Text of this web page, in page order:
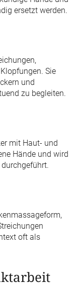
ersetzt werden.
Sie
und
zu begleiten.
mit Haut- und
Hände und wird
oft als